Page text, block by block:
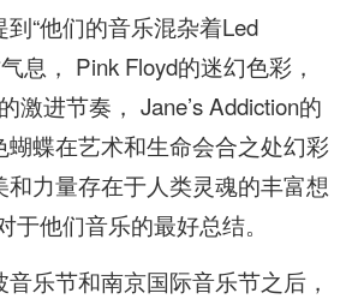
“他们的音乐混杂着Led
息， Pink Floyd的迷幻色彩，
激进节奏， Jane’s Addiction的
蝴蝶在艺术和生命会合之处幻彩
力量存在于人类灵魂的丰富想
于他们音乐的最好总结。
乐节和南京国际音乐节之后，